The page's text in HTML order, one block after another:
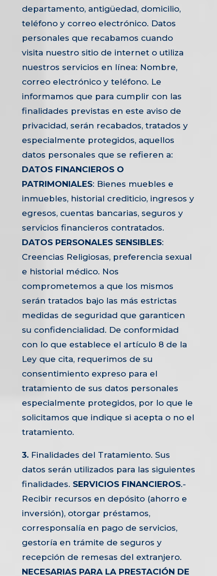
departamento, antigüedad, domicilio,
teléfono y correo electrónico. Datos
personales que recabamos cuando
visita nuestro sitio de internet o utiliza
nuestros servicios en línea: Nombre,
correo electrónico y teléfono. Le
informamos que para cumplir con las
finalidades previstas en este aviso de
privacidad, serán recabados, tratados y
especialmente protegidos, aquellos
datos personales que se refieren a:
DATOS FINANCIEROS O
PATRIMONIALES: Bienes muebles e
inmuebles, historial crediticio, ingresos y
egresos, cuentas bancarias, seguros y
servicios financieros contratados.
DATOS PERSONALES SENSIBLES:
Creencias Religiosas, preferencia sexual
e historial médico. Nos
comprometemos a que los mismos
serán tratados bajo las más estrictas
medidas de seguridad que garanticen
su confidencialidad. De conformidad
con lo que establece el artículo 8 de la
Ley que cita, requerimos de su
consentimiento expreso para el
tratamiento de sus datos personales
especialmente protegidos, por lo que le
solicitamos que indique si acepta o no el
tratamiento.
3.Finalidades del Tratamiento. Sus
datos serán utilizados para las siguientes
finalidades. SERVICIOS FINANCIEROS.-
Recibir recursos en depósito (ahorro e
inversión), otorgar préstamos,
corresponsalía en pago de servicios,
gestoría en trámite de seguros y
recepción de remesas del extranjero.
NECESARIAS PARA LA PRESTACIÓN DE